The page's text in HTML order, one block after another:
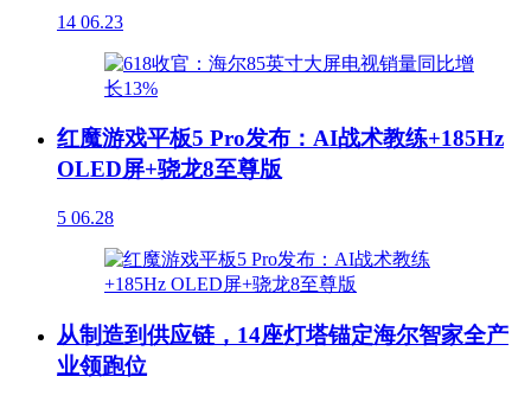
14 06.23
红魔游戏平板5 Pro发布：AI战术教练+185Hz
OLED屏+骁龙8至尊版
5 06.28
从制造到供应链，14座灯塔锚定海尔智家全产
业领跑位